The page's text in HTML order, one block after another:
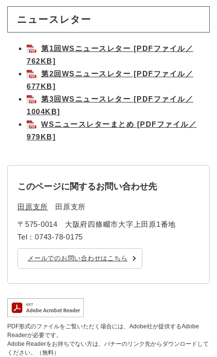
ニュースレター
第1回WSニュースレター [PDFファイル／
762KB]
第2回WSニュースレター [PDFファイル／
677KB]
第3回WSニュースレター [PDFファイル／
1004KB]
WSニュースレターまとめ [PDFファイル／
979KB]
このページに関するお問い合わせ先
田原支所 田原支所
〒575-0014
大阪府四條畷市大字上田原1番地
Tel：0743-78-0175
メールでのお問い合わせはこちら
PDF形式のファイルをご覧いただく場合には、Adobe社が提供するAdobe
Readerが必要です。
Adobe Readerをお持ちでない方は、バナーのリンク先からダウンロードして
ください。（無料）